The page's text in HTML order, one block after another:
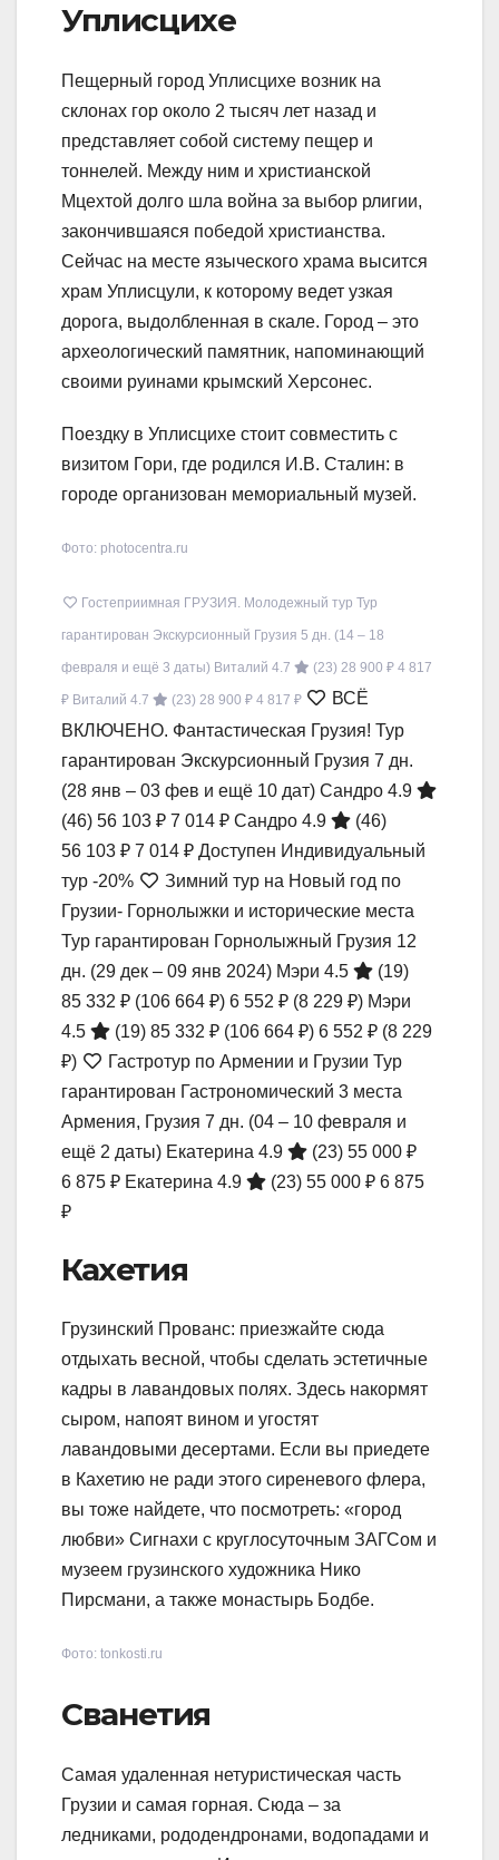
Уплисцихе
Пещерный город Уплисцихе возник на
склонах гор около 2 тысяч лет назад и
представляет собой систему пещер и
тоннелей. Между ним и христианской
Мцехтой долго шла война за выбор рлигии,
закончившаяся победой христианства.
Сейчас на месте языческого храма высится
храм Уплисцули, к которому ведет узкая
дорога, выдолбленная в скале. Город – это
археологический памятник, напоминающий
своими руинами крымский Херсонес.
Поездку в Уплисцихе стоит совместить с
визитом Гори, где родился И.В. Сталин: в
городе организован мемориальный музей.
Фото: photocentra.ru
Гостеприимная ГРУЗИЯ. Молодежный тур Тур
гарантирован Экскурсионный Грузия 5 дн. (14 – 18
февраля и ещё 3 даты) Виталий 4.7 (23) 28 900 ₽ 4 817
₽ Виталий 4.7 (23) 28 900 ₽ 4 817 ₽
ВСЁ
ВКЛЮЧЕНО. Фантастическая Грузия! Тур
гарантирован Экскурсионный Грузия 7 дн.
(28 янв – 03 фев и ещё 10 дат) Сандро 4.9
(46) 56 103 ₽ 7 014 ₽ Сандро 4.9
(46)
56 103 ₽ 7 014 ₽ Доступен Индивидуальный
тур -20%
Зимний тур на Новый год по
Грузии- Горнолыжки и исторические места
Тур гарантирован Горнолыжный Грузия 12
дн. (29 дек – 09 янв 2024) Мэри 4.5
(19)
85 332 ₽ (106 664 ₽) 6 552 ₽ (8 229 ₽) Мэри
4.5
(19) 85 332 ₽ (106 664 ₽) 6 552 ₽ (8 229
₽)
Гастротур по Армении и Грузии Тур
гарантирован Гастрономический 3 места
Армения, Грузия 7 дн. (04 – 10 февраля и
ещё 2 даты) Екатерина 4.9 (23) 55 000 ₽
6 875 ₽ Екатерина 4.9 (23) 55 000 ₽ 6 875
₽
Кахетия
Грузинский Прованс: приезжайте сюда
отдыхать весной, чтобы сделать эстетичные
кадры в лавандовых полях. Здесь накормят
сыром, напоят вином и угостят
лавандовыми десертами. Если вы приедете
в Кахетию не ради этого сиреневого флера,
вы тоже найдете, что посмотреть: «город
любви» Сигнахи с круглосуточным ЗАГСом и
музеем грузинского художника Нико
Пирсмани, а также монастырь Бодбе.
Фото: tonkosti.ru
Сванетия
Самая удаленная нетуристическая часть
Грузии и самая горная. Сюда – за
ледниками, рододендронами, водопадами и